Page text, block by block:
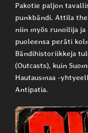
Pakotie paljon
punkbändi. Attila
niin myös runoilija
puoleensa peräti
Bändihistoriikkeja
(Outcasts), kuin
Hautausmaa -
Antipatia.